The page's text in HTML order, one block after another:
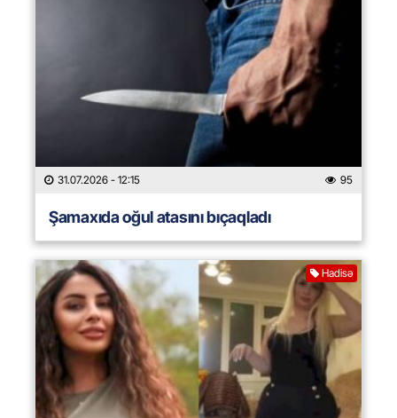
31.07.2026 - 12:15 95
Şamaxıda oğul atasını bıçaqladı
Hadisə